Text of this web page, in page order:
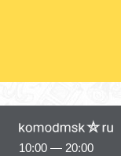
10:00 — 20:00